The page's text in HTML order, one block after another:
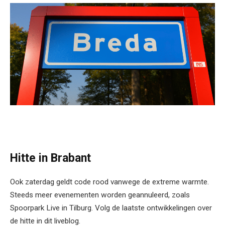
Hitte in Brabant
Ook zaterdag geldt code rood vanwege de extreme warmte.
Steeds meer evenementen worden geannuleerd, zoals
Spoorpark Live in Tilburg. Volg de laatste ontwikkelingen over
de hitte in dit liveblog.